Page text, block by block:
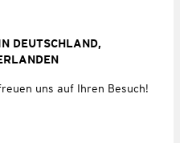
DEUTSCHLAND,
uns auf Ihren Besuch!